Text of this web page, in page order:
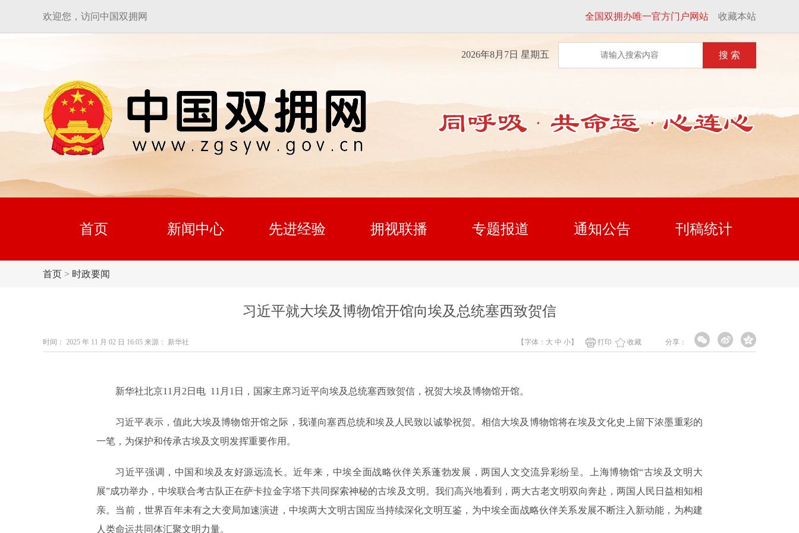
欢迎您，访问中国双拥网 全国双拥办唯一官方门户网站 收藏本站
搜 索
2026年8月7日 星期五
首页 新闻中心 先进经验 拥视联播 专题报道 通知公告 刊稿统计
首页 > 时政要闻
习近平就大埃及博物馆开馆向埃及总统塞西致贺信
时间： 2025 年 11 月 02 日 16:05 来源： 新华社 分享：
【字体： 大 中 小】 打印 收藏
新华社北京11月2日电 11月1日，国家主席习近平向埃及总统塞西致贺信，祝贺大埃及博物馆开馆。
习近平表示，值此大埃及博物馆开馆之际，我谨向塞西总统和埃及人民致以诚挚祝贺。相信大埃及博物馆将在埃及文化史上留下浓墨重彩的
一笔，为保护和传承古埃及文明发挥重要作用。
习近平强调，中国和埃及友好源远流长。近年来，中埃全面战略伙伴关系蓬勃发展，两国人文交流异彩纷呈。上海博物馆“古埃及文明大
展”成功举办，中埃联合考古队正在萨卡拉金字塔下共同探索神秘的古埃及文明。我们高兴地看到，两大古老文明双向奔赴，两国人民日益相知相
亲。当前，世界百年未有之大变局加速演进，中埃两大文明古国应当持续深化文明互鉴，为中埃全面战略伙伴关系发展不断注入新动能，为构建
人类命运共同体汇聚文明力量。